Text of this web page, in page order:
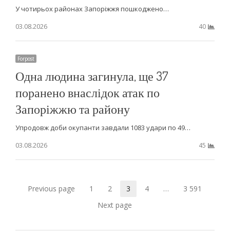
У чотирьох районах Запоріжжя пошкоджено…
03.08.2026
40
Forpost
Одна людина загинула, ще 37
поранено внаслідок атак по
Запоріжжю та району
Упродовж доби окупанти завдали 1083 удари по 49…
03.08.2026
45
Навигация
записям
Previous page Страница
1 Страница
2 Страница
3 Страница
4 … Страница
3 591
Next page